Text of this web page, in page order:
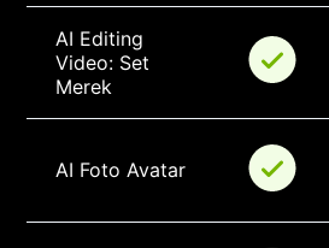
AI Editing
Video: Set
Merek
AI Foto Avatar